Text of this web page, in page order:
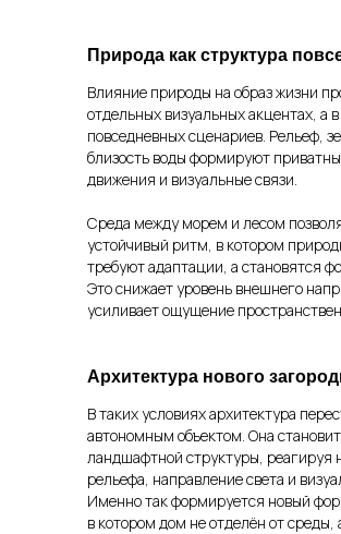
Природа как структура
Влияние природы на образ жизни
отдельных визуальных акцентах, а
повседневных сценариев. Рельеф,
близость воды формируют
движения и визуальные связи.
Среда между морем и лесом
устойчивый ритм, в котором
требуют адаптации, а становятся
Это снижает уровень внешнего
усиливает ощущение
Архитектура нового
В таких условиях архитектура
автономным объектом. Она
ландшафтной структуры, реагируя
рельефа, направление света и
Именно так формируется новый
в котором дом не отделён от среды,